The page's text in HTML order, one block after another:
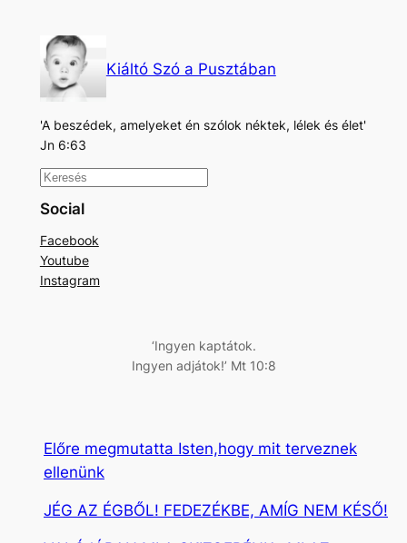
Kiáltó Szó a Pusztában
'A beszédek, amelyeket én szólok néktek, lélek és élet'
Jn 6:63
K
e
e
s
Social
Facebook
Youtube
Instagram
‘Ingyen kaptátok.
Ingyen adjátok!’ Mt 10:8
Előre megmutatta Isten,hogy mit terveznek
ellenünk
JÉG AZ ÉGBŐL! FEDEZÉKBE, AMÍG NEM KÉSŐ!